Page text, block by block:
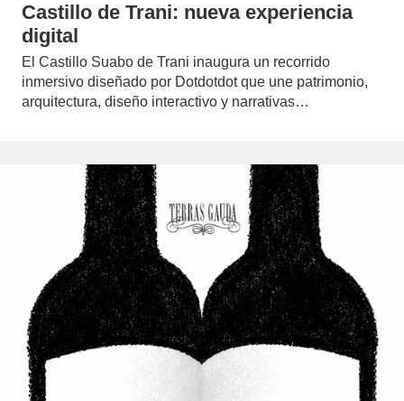
Castillo de Trani: nueva experiencia
digital
El Castillo Suabo de Trani inaugura un recorrido
inmersivo diseñado por Dotdotdot que une patrimonio,
arquitectura, diseño interactivo y narrativas…